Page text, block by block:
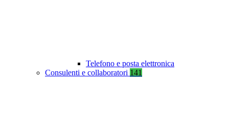
Telefono e posta elettronica
Consulenti e collaboratori 141